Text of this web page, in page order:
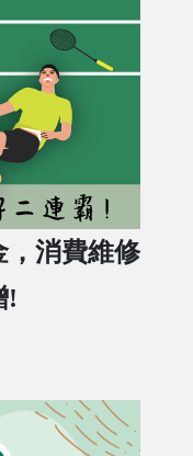
，消費維修
!